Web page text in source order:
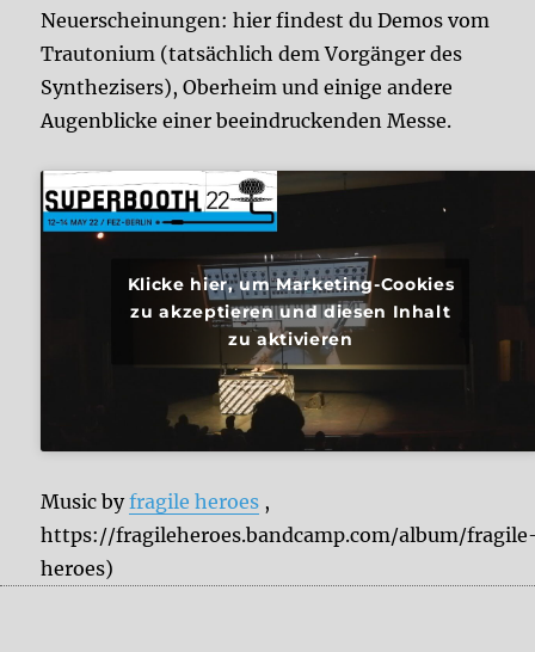
Neuerscheinungen: hier findest du Demos vom
Trautonium (tatsächlich dem Vorgänger des
Synthezisers), Oberheim und einige andere
Augenblicke einer beeindruckenden Messe.
Klicke hier, um Marketing-Cookies
zu akzeptieren und diesen Inhalt
zu aktivieren
Music byfragile heroes ,
https://fragileheroes.bandcamp.com/album/
heroes)